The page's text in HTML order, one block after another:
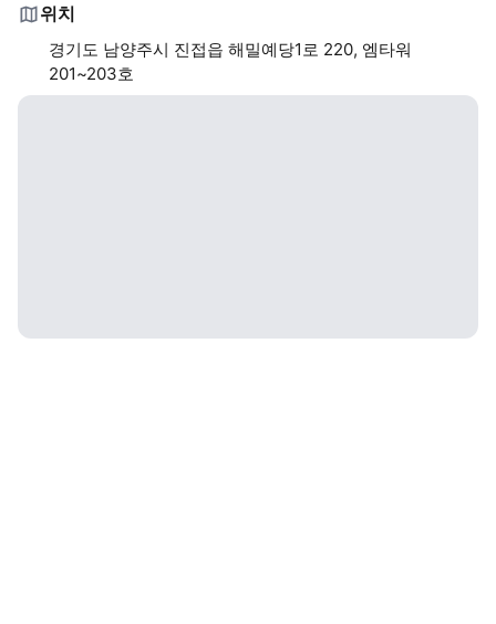
위치
경기도 남양주시 진접읍 해밀예당1로 220, 엠타워
201~203호